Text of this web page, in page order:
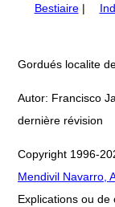
Bestiaire|
Gordués localite
Autor: Francisco
dernière révision
Copyright 1996-
Mendivil Navarro,
Explications ou